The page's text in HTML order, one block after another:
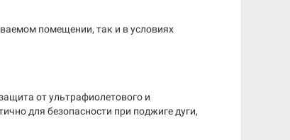
помещении, так и в условиях
от ультрафиолетового и
для безопасности при поджиге дуги,